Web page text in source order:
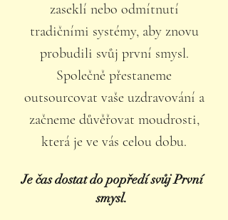
zaseklí nebo odmítnutí
tradičními systémy, aby znovu
probudili svůj první smysl.
Společně přestaneme
outsourcovat vaše uzdravování a
začneme důvěřovat moudrosti,
která je ve vás celou dobu.
Je čas dostat do popředí svůj První
smysl.